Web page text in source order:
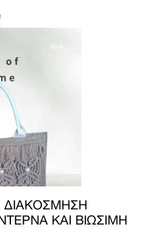
ΔΙΑΚΌΣΜΗΣΗ
ΚΑΙ ΒΙΏΣΙΜΗ